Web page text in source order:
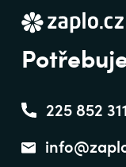
225 852 311